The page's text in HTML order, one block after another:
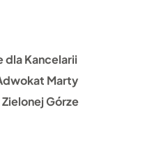
dla Kancelarii
Marty
Górze